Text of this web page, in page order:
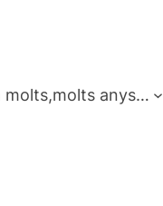
molts,molts anys…